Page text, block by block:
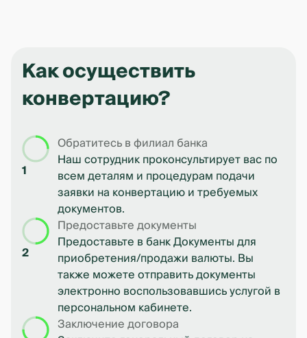
Как осуществить
конвертацию?
1
Обратитесь в филиал банка
Наш сотрудник проконсультирует вас по
всем деталям и процедурам подачи
заявки на конвертацию и требуемых
документов.
2
Предоставьте документы
Предоставьте в банк Документы для
приобретения/продажи валюты. Вы
также можете отправить документы
электронно воспользовавшись услугой в
персональном кабинете.
Заключение договора